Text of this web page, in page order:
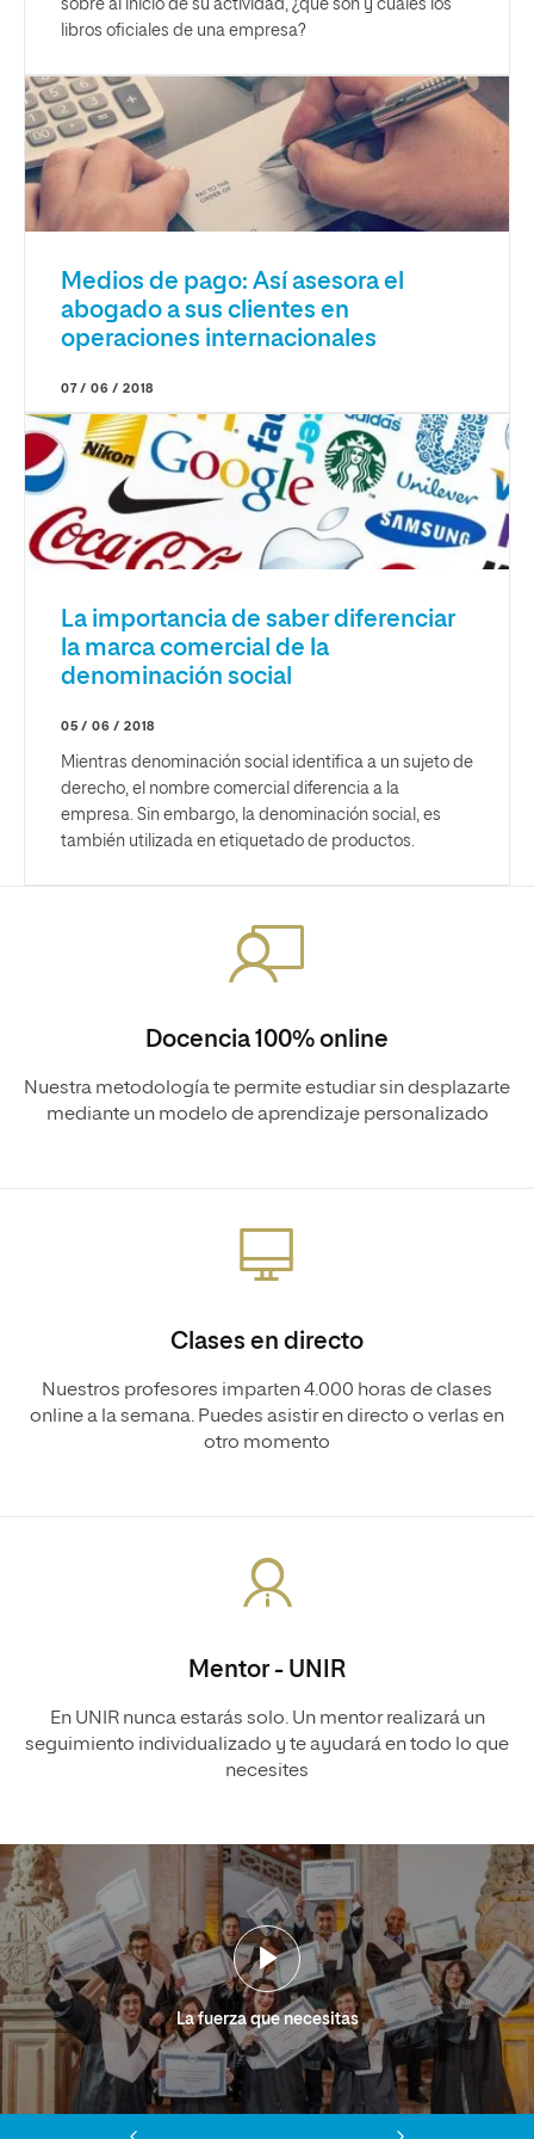
sobre al inicio de su actividad, ¿qué son y cuáles los
libros oficiales de una empresa?
Medios de pago: Así asesora el
abogado a sus clientes en
operaciones internacionales
07 / 06 / 2018
La importancia de saber diferenciar
la marca comercial de la
denominación social
05 / 06 / 2018
Mientras denominación social identifica a un sujeto de
derecho, el nombre comercial diferencia a la
empresa. Sin embargo, la denominación social, es
también utilizada en etiquetado de productos.
Docencia 100% online
Nuestra metodología te permite estudiar sin desplazarte
mediante un modelo de aprendizaje personalizado
Clases en directo
Nuestros profesores imparten 4.000 horas de clases
online a la semana. Puedes asistir en directo o verlas en
otro momento
Mentor - UNIR
En UNIR nunca estarás solo. Un mentor realizará un
seguimiento individualizado y te ayudará en todo lo que
necesites
La fuerza que necesitas